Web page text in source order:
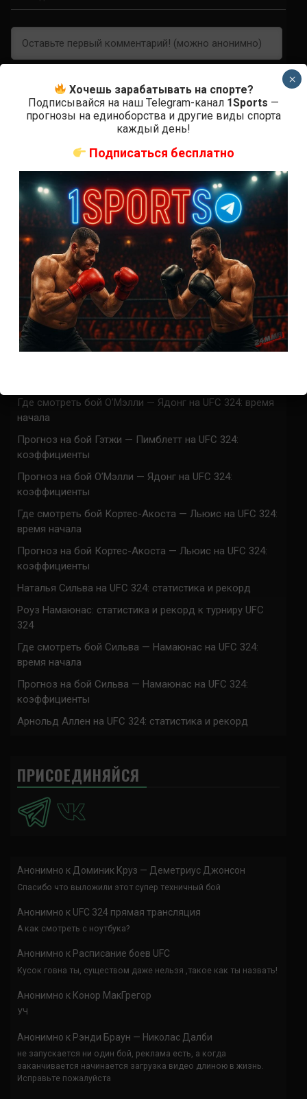
КОММЕНТАРИЕВ
СВЕЖИЕ ЗАПИСИ
ACA 200 прямая трансляция
Марафон боев UFC 325 прямая трансляция
UFC 324 прямая трансляция
Марафон боев UFC 324 прямая трансляция
Где смотреть бой О’Мэлли — Ядонг на UFC 324: время
начала
Прогноз на бой Гэтжи — Пимблетт на UFC 324:
коэффициенты
Прогноз на бой О’Мэлли — Ядонг на UFC 324:
коэффициенты
Где смотреть бой Кортес-Акоста — Льюис на UFC 324:
время начала
Прогноз на бой Кортес-Акоста — Льюис на UFC 324:
коэффициенты
Наталья Сильва на UFC 324: статистика и рекорд
Роуз Намаюнас: статистика и рекорд к турниру UFC
324
Где смотреть бой Сильва — Намаюнас на UFC 324:
время начала
Прогноз на бой Сильва — Намаюнас на UFC 324:
коэффициенты
Арнольд Аллен на UFC 324: статистика и рекорд
ПРИСОЕДИНЯЙСЯ
Анонимно к Доминик Круз — Деметриус Джонсон
Спасибо что выложили этот супер техничный бой
Анонимно к UFC 324 прямая трансляция
А как смотреть с ноутбука?
Анонимно к Расписание боев UFC
Кусок говна ты, существом даже нельзя ,такое как ты назвать!
Анонимно к Конор МакГрегор
УЧ
Анонимно к Рэнди Браун — Николас Далби
не запускается ни один бой, реклама есть, а когда
заканчивается начинается загрузка видео длиною в жизнь.
Исправьте пожалуйста
Хочешь зарабатывать на спорте?
Подписывайся на наш Telegram-канал 1Sports —
прогнозы на единоборства и другие виды спорта
каждый день!
Подписаться бесплатно
×